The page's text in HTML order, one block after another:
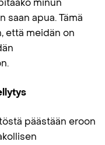
minun
saan apua. Tämä
että meidän on
päästään eroon